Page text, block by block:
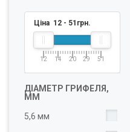
Ціна 12 - 51 грн.
12 14 20 29 51
ДІАМЕТР ГРИФЕЛЯ,
ММ
5,6 мм